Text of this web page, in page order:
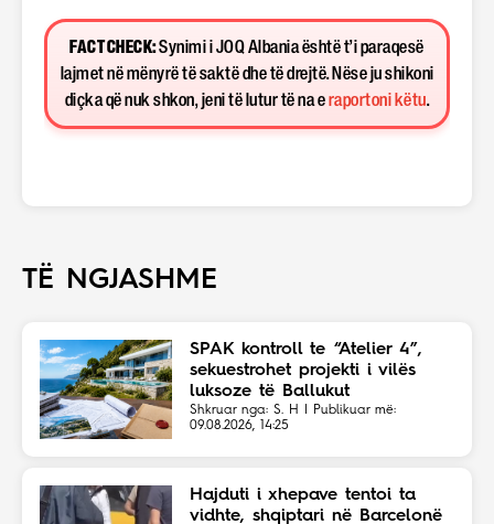
FACT CHECK:Synimi i JOQ Albania është t’i paraqesë
lajmet në mënyrë të saktë dhe të drejtë. Nëse ju shikoni
diçka që nuk shkon, jeni të lutur të na e raportoni këtu.
TË NGJASHME
SPAK kontroll te “Atelier 4”,
sekuestrohet projekti i vilës
luksoze të Ballukut
Shkruar nga: S. H | Publikuar më:
09.08.2026, 14:25
Hajduti i xhepave tentoi ta
vidhte, shqiptari në Barcelonë